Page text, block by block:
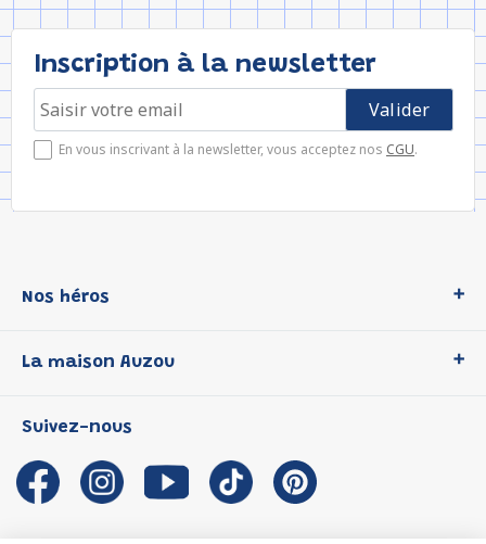
Inscription à la newsletter
En vous inscrivant à la newsletter, vous acceptez nos CGU.
Nos héros
P'tit Loup
Les Influenceuses
Migali
Petite Taupe
La maison Auzou
Notre histoire
Auzou s'engage
Auteurs et illustrateurs Auzou
Suivez-nous